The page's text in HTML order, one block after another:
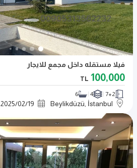
فيلا مستقله داخل مجمع للايجار
100,000
TL
7+2
4
6
Beylikdüzü, İstanbul
2025/02/19